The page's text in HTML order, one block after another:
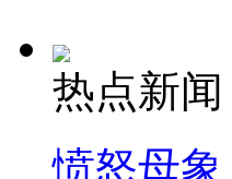
热点新闻
愤怒母